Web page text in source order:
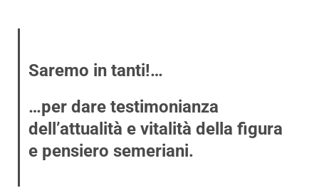
Saremo in tanti!…
…per dare testimonianza
dell’attualità e vitalità della figura
e pensiero semeriani.